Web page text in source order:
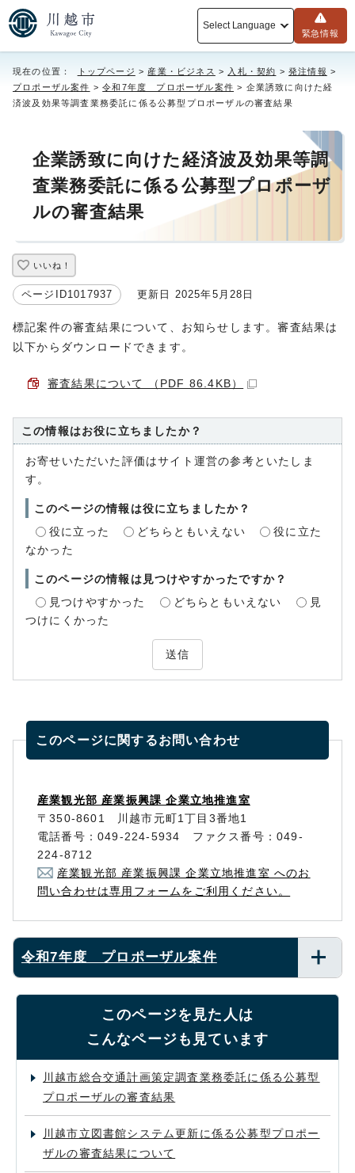
Select Language
緊急情報
現在の位置： トップページ > 産業・ビジネス > 入札・契約 >発注情報 >
プロポーザル案件 >令和7年度 プロポーザル案件 > 企業誘致に向けた経
済波及効果等調査業務委託に係る公募型プロポーザルの審査結果
企業誘致に向けた経済波及効果等調
査業務委託に係る公募型プロポーザ
ルの審査結果
いいね！
ページID1017937 更新日 2025年5月28日
標記案件の審査結果について、お知らせします。審査結果は
以下からダウンロードできます。
審査結果について （PDF 86.4KB）
この情報はお役に立ちましたか？
お寄せいただいた評価はサイト運営の参考といたしま
す。
このページの情報は役に立ちましたか？
役に立った
どちらともいえない
役に立た
なかった
このページの情報は見つけやすかったですか？
見つけやすかった
どちらともいえない
見
つけにくかった
送信
このページに関するお問い合わせ
産業観光部 産業振興課 企業立地推進室
〒350-8601 川越市元町1丁目3番地1
電話番号：049-224-5934 ファクス番号：049-
224-8712
産業観光部 産業振興課 企業立地推進室 へのお
問い合わせは専用フォームをご利用ください。
令和7年度 プロポーザル案件
このページを見た人は
こんなページも見ています
川越市総合交通計画策定調査業務委託に係る公募型
プロポーザルの審査結果
川越市立図書館システム更新に係る公募型プロポー
ザルの審査結果について